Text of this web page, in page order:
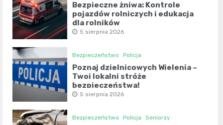
Bezpieczne żniwa: Kontrole
pojazdów rolniczych i edukacja
dla rolników
5 sierpnia 2026
Bezpieczeństwo Policja
Poznaj dzielnicowych Wielenia –
Twoi lokalni stróże
bezpieczeństwa!
5 sierpnia 2026
Bezpieczeństwo Policja Seniorzy